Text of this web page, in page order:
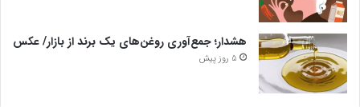
هشدار؛ جمع‌آوری روغن‌های یک برند از بازار/ عکس
5 روز پیش